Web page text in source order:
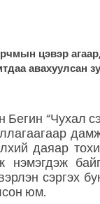
цэвэр
авахуулсан
“Чухал
даяар
нэмэгдэж
сэргэх
юм.